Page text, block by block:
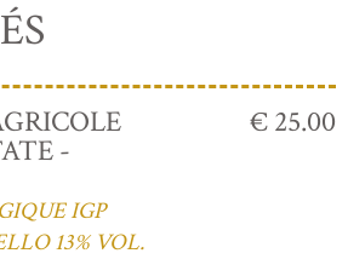
-
IGP
13% VOL.
€ 25.00